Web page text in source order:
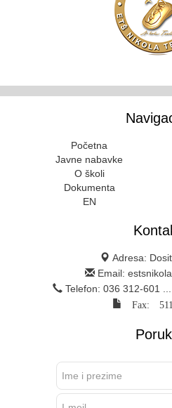
Početna
Javne nabavke
O školi
Dokumenta
EN
Adresa:
Email:
Telefon: 036 312-601
Fax: